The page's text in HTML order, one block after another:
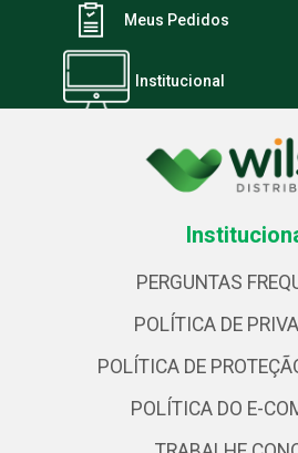
Meus Pedidos
Institucional
PERGUNTAS
POLÍTICA DE
POLÍTICA DE
POLÍTICA DO E-